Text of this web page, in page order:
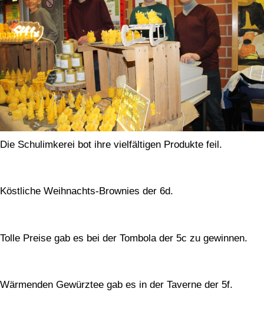
Die Schulimkerei bot ihre vielfältigen Produkte feil.
Köstliche Weihnachts-Brownies der 6d.
Tolle Preise gab es bei der Tombola der 5c zu gewinnen.
Wärmenden Gewürztee gab es in der Taverne der 5f.